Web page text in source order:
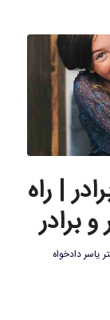
| راه
برادر
یاسر دادخواه